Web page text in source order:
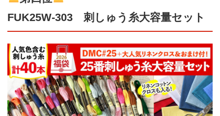
FUK25W-303 刺しゅう糸大容量セット